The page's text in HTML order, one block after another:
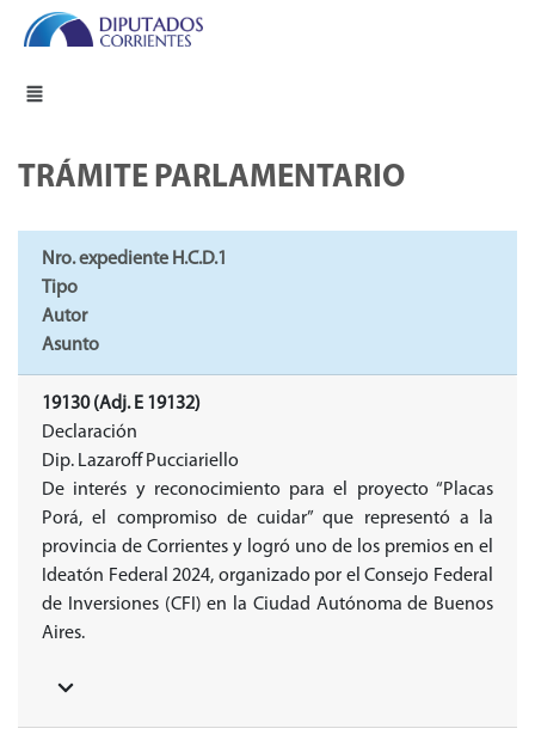
TRÁMITE PARLAMENTARIO
Nro. expediente H.C.D.1
Tipo
Autor
Asunto
19130 (Adj. E 19132)
Declaración
Dip. Lazaroff Pucciariello
De interés y reconocimiento para el proyecto “Placas
Porá, el compromiso de cuidar” que representó a la
provincia de Corrientes y logró uno de los premios en el
Ideatón Federal 2024, organizado por el Consejo Federal
de Inversiones (CFI) en la Ciudad Autónoma de Buenos
Aires.